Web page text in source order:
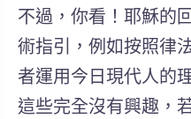
不過，你看！ 耶穌的
術指引
，例如按照律
者運用今日現代人的
這些完全沒有興趣 ，